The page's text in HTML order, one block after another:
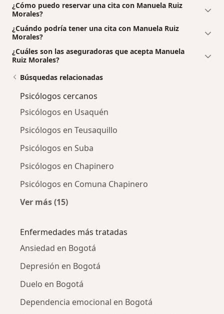
¿Cómo puedo reservar una cita con Manuela Ruiz
Morales?
¿Cuándo podría tener una cita con Manuela Ruiz
Morales?
¿Cuáles son las aseguradoras que acepta Manuela
Ruiz Morales?
Búsquedas relacionadas
Psicólogos cercanos
Psicólogos en Usaquén
Psicólogos en Teusaquillo
Psicólogos en Suba
Psicólogos en Chapinero
Psicólogos en Comuna Chapinero
Ver más (15)
Enfermedades más tratadas
Ansiedad en Bogotá
Depresión en Bogotá
Duelo en Bogotá
Dependencia emocional en Bogotá